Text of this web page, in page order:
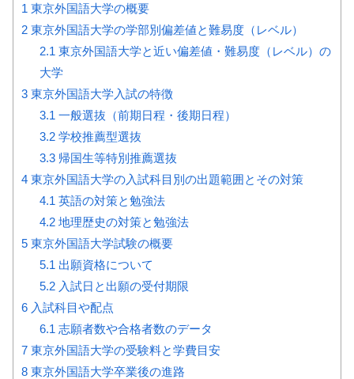
1 東京外国語大学の概要
2 東京外国語大学の学部別偏差値と難易度（レベル）
2.1 東京外国語大学と近い偏差値・難易度（レベル）の
大学
3 東京外国語大学入試の特徴
3.1 一般選抜（前期日程・後期日程）
3.2学校推薦型選抜
3.3帰国生等特別推薦選抜
4 東京外国語大学の入試科目別の出題範囲とその対策
4.1 英語の対策と勉強法
4.2地理歴史の対策と勉強法
5 東京外国語大学試験の概要
5.1 出願資格について
5.2入試日と出願の受付期限
6 入試科目や配点
6.1 志願者数や合格者数のデータ
7 東京外国語大学の受験料と学費目安
8 東京外国語大学卒業後の進路